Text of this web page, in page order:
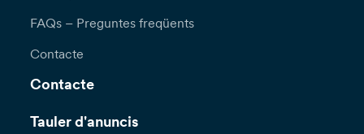
FAQs – Preguntes freqüents
Contacte
Contacte
Tauler d'anuncis